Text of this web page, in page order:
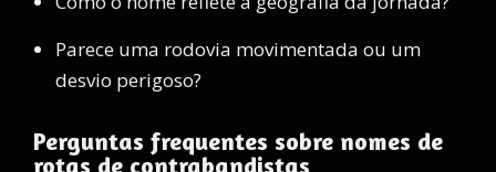
Parece uma rodovia movimentada ou um
desvio perigoso?
Perguntas frequentes sobre nomes de
rotas de contrabandistas